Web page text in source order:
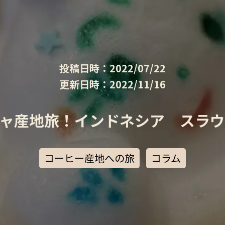
投稿日時：2022/07/22
更新日時：2022/11/16
産地旅！インドネシア スラ
コーヒー産地への旅 コラム